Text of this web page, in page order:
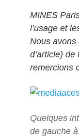
MINES
l’usage et
Nous avons
d’article)
remercions
Quelques
de gauche